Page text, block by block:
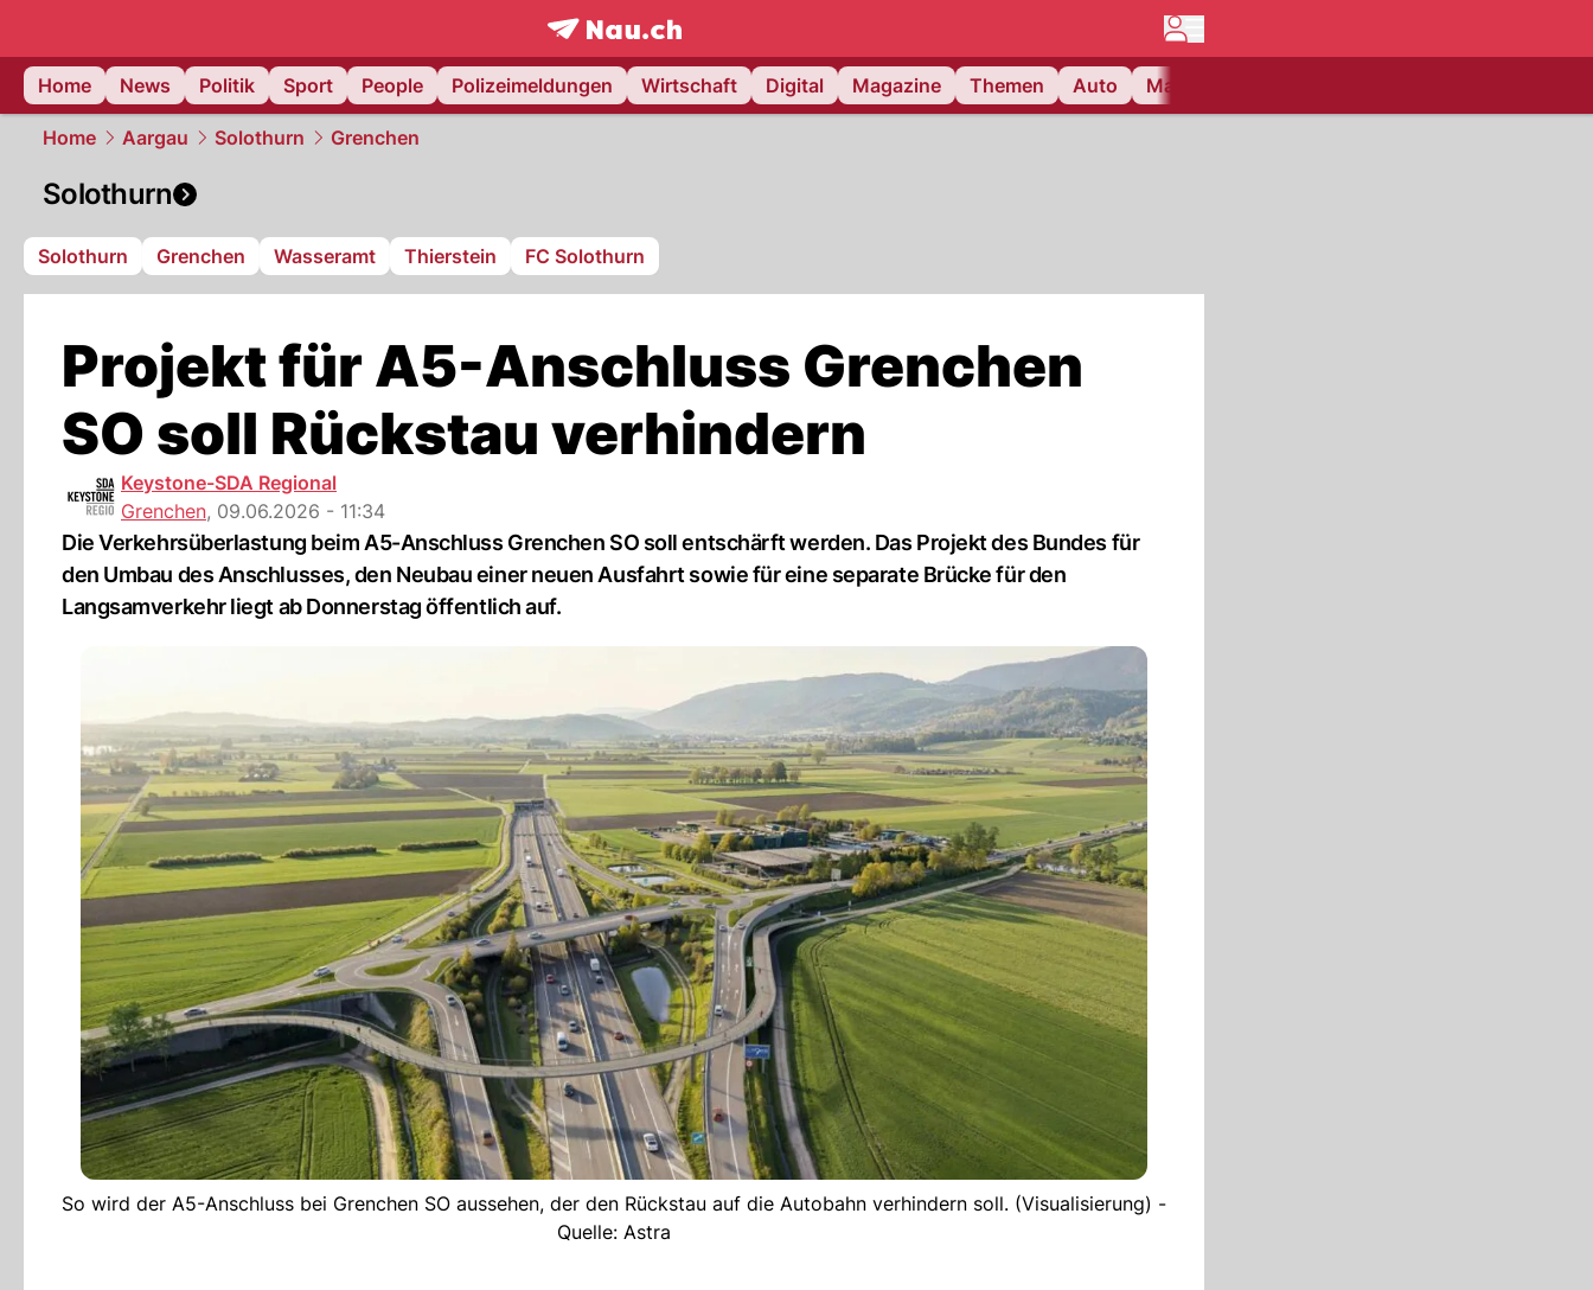
frontpage.NAU.ch
Home
News Politik Sport People Polizeimeldungen Wirtschaft Digital Magazine Themen Auto Matchcenter
Home Aargau Solothurn Grenchen
Solothurn
Solothurn Grenchen Wasseramt Thierstein FC Solothurn
Projekt für A5-Anschluss Grenchen
SO soll Rückstau verhindern
Keystone-SDA Regional
Grenchen, 09.06.2026 - 11:34
Die Verkehrsüberlastung beim A5-Anschluss Grenchen SO soll entschärft werden. Das Projekt des Bundes für
den Umbau des Anschlusses, den Neubau einer neuen Ausfahrt sowie für eine separate Brücke für den
Langsamverkehr liegt ab Donnerstag öffentlich auf.
So wird der A5-Anschluss bei Grenchen SO aussehen, der den Rückstau auf die Autobahn verhindern soll. (Visualisierung) -
Quelle: Astra